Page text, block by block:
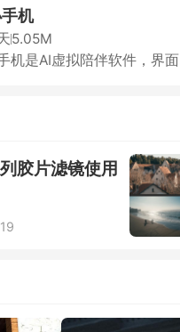
。除了正规专辑，还有演唱
节周边、立牌、杂志周边全
方货源，不用担心买到假货
积攒积分，能兑换限定周边
机
5.05M
机是AI虚拟陪伴软件，界面
式角色扮演特别合适。首页
入口，还有喝水打卡、备忘
随手记录，24小时随时可
胶片滤镜使用